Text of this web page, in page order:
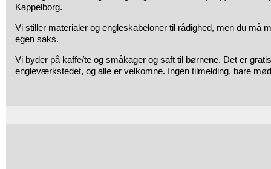
Kappelborg.
Vi stiller materialer og engleskabeloner til rådighed, men du må
egen saks.
Vi byder på kaffe/te og småkager og saft til børnene. Det er
engleværkstedet, og alle er velkomne. Ingen tilmelding, bare